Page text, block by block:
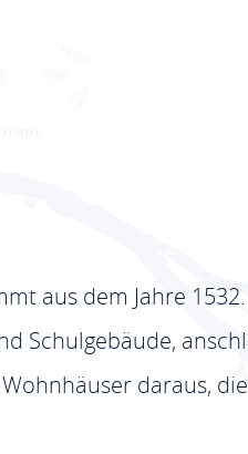
aus dem Jahre
Schulgebäude,
daraus,